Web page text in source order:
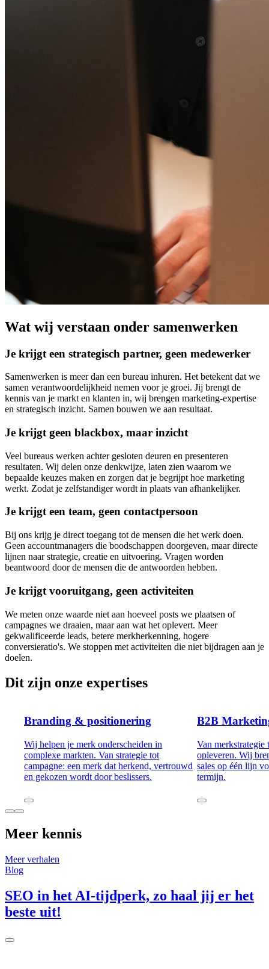
Wat wij verstaan onder samenwerken
Je krijgt een strategisch partner, geen medewerker
Samenwerken is meer dan een bureau inhuren. Het betekent dat we
samen verantwoordelijkheid nemen voor je groei. Jij brengt de
kennis van je markt en klanten in, wij brengen marketing-expertise
en strategisch inzicht. Samen bouwen we aan resultaat.
Je krijgt geen blackbox, maar inzicht
Veel bureaus werken achter gesloten deuren en presenteren
resultaten. Wij delen onze denkwijze, laten zien waarom we
bepaalde keuzes maken en zorgen dat je begrijpt hoe marketing
werkt. Zodat je zelfstandiger wordt in plaats van afhankelijker.
Je krijgt een team, geen contactpersoon
Bij ons krijg je direct toegang tot de mensen die het werk doen.
Geen accountmanagers die boodschappen doorgeven, maar directe
lijnen naar strategie, creatie en uitvoering. Vragen worden
beantwoord door de mensen die de antwoorden hebben.
Je krijgt vooruitgang, geen activiteiten
We meten onze waarde niet aan hoeveel posts we plaatsen of
campagnes we draaien, maar aan wat het oplevert. Meer
gekwalificeerde leads, betere merkherkenning, hogere
conversieratio's. We stoppen met activiteiten die niet bijdragen aan je
doelen.
Dit zijn onze expertises
Branding & positionering
Wij helpen je merk onderscheiden in
complexe markten. Van strategie tot
campagne: een merk dat herkend, vertrouwd
en gekozen wordt door beslissers.
B2B
Van merkstrategie
opleveren. Wij
sales op één lijn
termijn.
Meer kennis
Meer verhalen
Blog
SEO in het AI-tijdperk, zo haal jij er het
beste uit!